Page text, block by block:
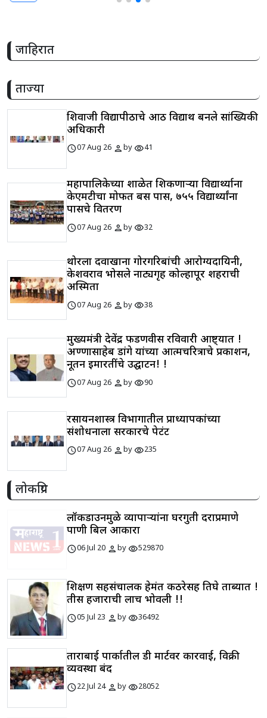
जाहिरात
ताज्या
शिवाजी विद्यापीठाचे आठ विद्यार्थी बनले सांख्यिकी
अधिकारी
schedule07 Aug 26 personbyvisibility41
महापालिकेच्या शाळेत शिकणाऱ्या विद्यार्थ्याना
केएमटीचा मोफत बस पास, ७५५ विद्यार्थ्यांना
पासचे वितरण
schedule07 Aug 26 personbyvisibility32
थोरला दवाखाना गोरगरिबांची आरोग्यदायिनी,
केशवराव भोसले नाट्यगृह कोल्हापूर शहराची
अस्मिता
schedule07 Aug 26 personbyvisibility38
मुख्यमंत्री देवेंद्र फडणवीस रविवारी आष्ट्यात !
अण्णासाहेब डांगे यांच्या आत्मचरित्राचे प्रकाशन,
नूतन इमारतींचे उद्घाटन! !
schedule07 Aug 26 personbyvisibility90
रसायनशास्त्र विभागातील प्राध्यापकांच्या
संशोधनाला सरकारचे पेटंट
schedule07 Aug 26 personbyvisibility235
लोकप्रिय
लॉकडाउनमुळे व्यापाऱ्यांना घरगुती दराप्रमाणे
पाणी बिल आकारा
schedule06 Jul 20 personbyvisibility529870
शिक्षण सहसंचालक हेमंत कठरेसह तिघे ताब्यात !
तीस हजाराची लाच भोवली !!
schedule05 Jul 23 personbyvisibility36492
ताराबाई पार्कातील डी मार्टवर कारवाई, विक्री
व्यवस्था बंद
schedule22 Jul 24 personbyvisibility28052